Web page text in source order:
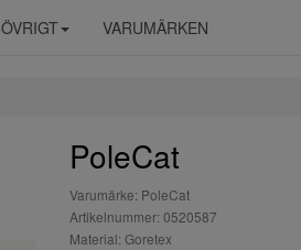
ÖVRIGT VARUMÄRKEN
PoleCat
Varumärke: PoleCat
Artikelnummer: 0520587
Material: Goretex